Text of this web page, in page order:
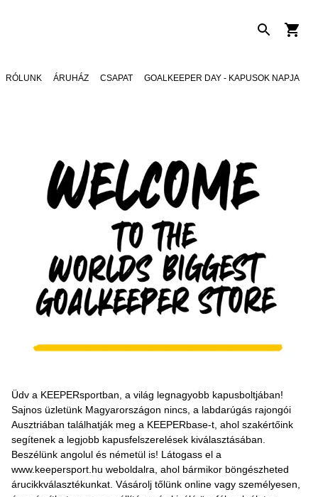
RÓLUNK ÁRUHÁZ CSAPAT GOALKEEPER DAY - KAPUSOK NAPJA
Üdv a KEEPERsportban, a világ legnagyobb kapusboltjában!
Sajnos üzletünk Magyarországon nincs, a labdarúgás rajongói
Ausztriában találhatják meg a KEEPERbase-t, ahol szakértőink
segítenek a legjobb kapusfelszerelések kiválasztásában.
Beszélünk angolul és németül is! Látogass el a
www.keepersport.hu weboldalra, ahol bármikor böngészheted
árucikkválasztékunkat. Vásárolj tőlünk online vagy személyesen,